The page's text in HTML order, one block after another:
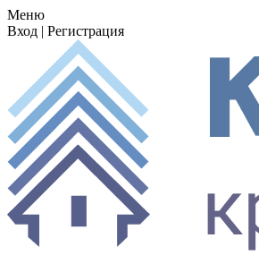
Меню
Вход | Регистрация